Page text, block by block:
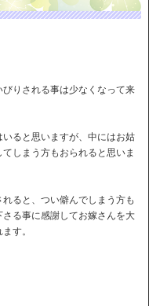
りされる事は少なくなって来
ると思いますが、中にはお姑
しまう方もおられると思いま
ると、つい僻んでしまう方も
る事に感謝してお嫁さんを大
す。